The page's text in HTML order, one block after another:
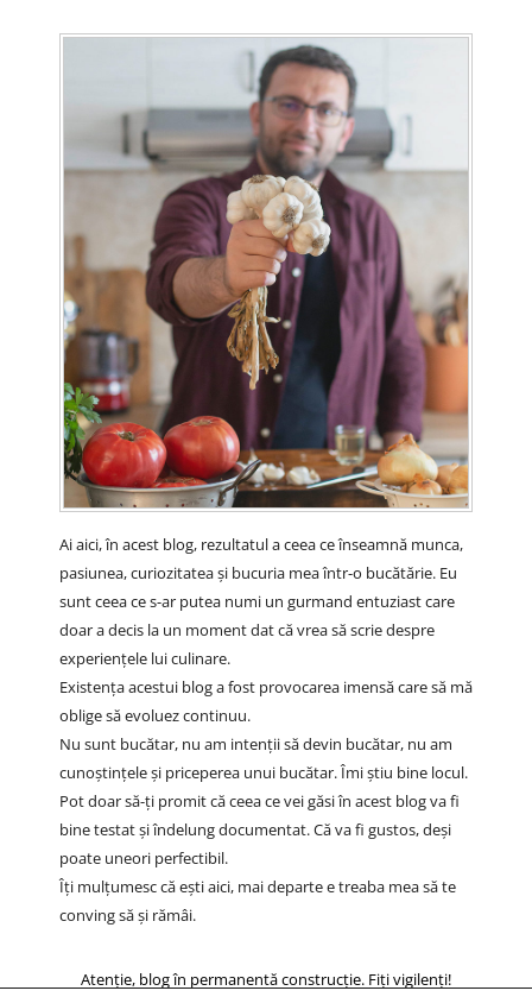
Ai aici, în acest blog, rezultatul a ceea ce înseamnă munca,
pasiunea, curiozitatea și bucuria mea într-o bucătărie. Eu
sunt ceea ce s-ar putea numi un gurmand entuziast care
doar a decis la un moment dat că vrea să scrie despre
experiențele lui culinare.
Existența acestui blog a fost provocarea imensă care să mă
oblige să evoluez continuu.
Nu sunt bucătar, nu am intenții să devin bucătar, nu am
cunoștințele și priceperea unui bucătar. Îmi știu bine locul.
Pot doar să-ți promit că ceea ce vei găsi în acest blog va fi
bine testat și îndelung documentat. Că va fi gustos, deși
poate uneori perfectibil.
Îți mulțumesc că ești aici, mai departe e treaba mea să te
conving să și rămâi.
Atenție, blog în permanentă construcție. Fiți vigilenți!